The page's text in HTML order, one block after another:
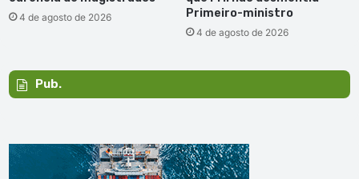
4 de agosto de 2026
Primeiro-ministro
4 de agosto de 2026
Pub.